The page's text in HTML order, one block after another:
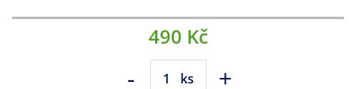
490 Kč
- ks +